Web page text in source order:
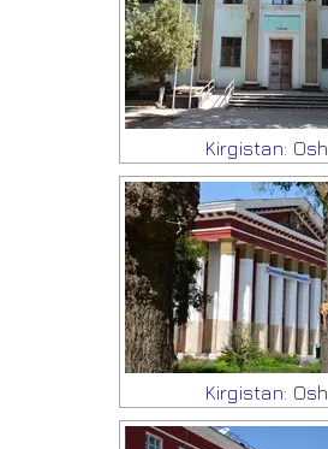
Kirgistan: Osh
Kirgistan: Osh